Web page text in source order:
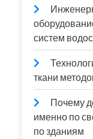
систем
ткани
Почему
именно по
по зданиям